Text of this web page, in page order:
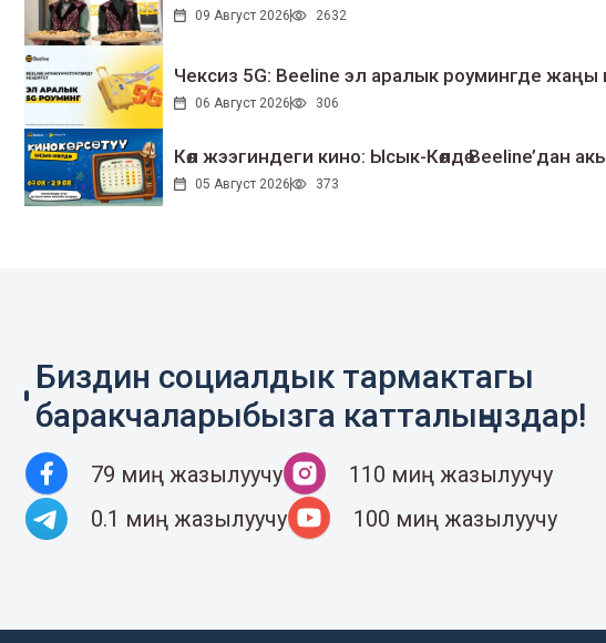
09 Август 2026 2632
Чексиз 5G: Beeline эл аралык роумингде
06 Август 2026 306
Көл жээгиндеги кино: Ысык-Көлдө Beeline’дан
05 Август 2026 373
Биздин социалдык тармактагы
баракчаларыбызга катталыңыздар!
79 миң жазылуучу
110 миң жазылуучу
0.1 миң жазылуучу
100 миң жазылуучу